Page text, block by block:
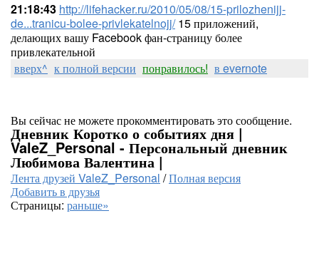
21:18:43 http://lifehacker.ru/2010/05/08/15-prilozhenijj-
de...tranicu-bolee-privlekatelnojj/15 приложений,
делающих вашу Facebook фан-страницу более
привлекательной
вверх^ к полной версии понравилось! в evernote
Вы сейчас не можете прокомментировать это сообщение.
Дневник Коротко о событиях дня |
ValeZ_Personal - Персональный дневник
Любимова Валентина |
Лента друзей ValeZ_Personal /Полная версия
Добавить в друзья
Страницы: раньше»